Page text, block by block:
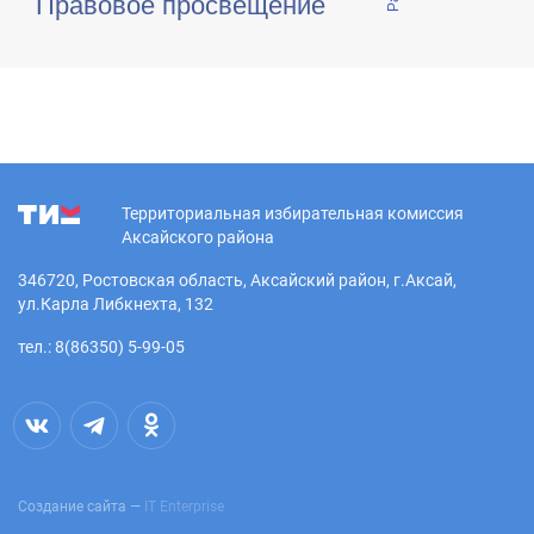
Территориальная избирательная комиссия
Аксайского района
346720, Ростовская область, Аксайский район, г.Аксай,
ул.Карла Либкнехта, 132
тел.: 8(86350) 5-99-05
Создание сайта — IT Enterprise